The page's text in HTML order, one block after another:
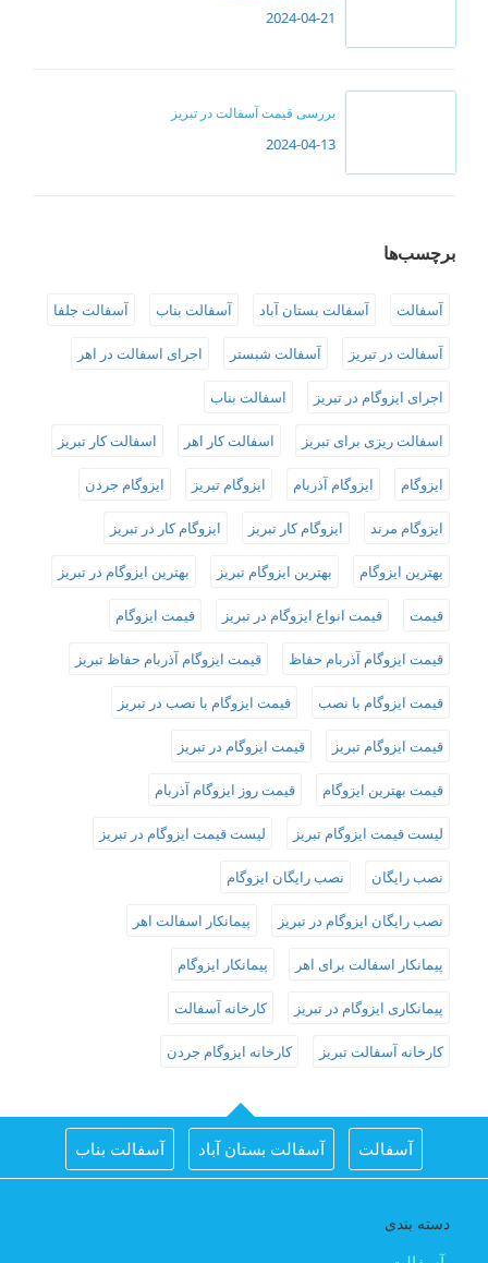
2024-04-21
بررسی قیمت آسفالت در تبریز
2024-04-13
برچسب‌ها
آسفالت آسفالت بستان آباد آسفالت بناب آسفالت جلفا
آسفالت در تبریز آسفالت شبستر اجرای اسفالت در اهر
اجرای ایزوگام در تبریز اسفالت بناب
اسفالت ریزی برای تبریز اسفالت کار اهر اسفالت کار تبریز
ایزوگام ایزوگام آذربام ایزوگام تبریز ایزوگام جردن
ایزوگام مرند ایزوگام کار تبریز ایزوگام کار در تبریز
بهترین ایزوگام بهترین ایزوگام تبریز بهترین ایزوگام در تبریز
قیمت قیمت انواع ایزوگام در تبریز قیمت ایزوگام
قیمت ایزوگام آذربام حفاظ قیمت ایزوگام آذربام حفاظ تبریز
قیمت ایزوگام با نصب قیمت ایزوگام با نصب در تبریز
قیمت ایزوگام تبریز قیمت ایزوگام در تبریز
قیمت بهترین ایزوگام قیمت روز ایزوگام آذربام
لیست قیمت ایزوگام تبریز لیست قیمت ایزوگام در تبریز
نصب رایگان نصب رایگان ایزوگام
نصب رایگان ایزوگام در تبریز پیمانکار اسفالت اهر
پیمانکار اسفالت برای اهر پیمانکار ایزوگام
پیمانکاری ایزوگام در تبریز کارخانه آسفالت
کارخانه آسفالت تبریز کارخانه ایزوگام جردن
آسفالت آسفالت بستان آباد آسفالت بناب
دسته بندی